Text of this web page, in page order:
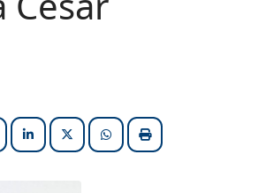
LinkedInX (formerly Twitter)Imprimir matéria